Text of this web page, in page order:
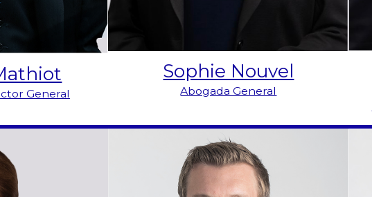
General
Sophie Nouvel
Abogada General